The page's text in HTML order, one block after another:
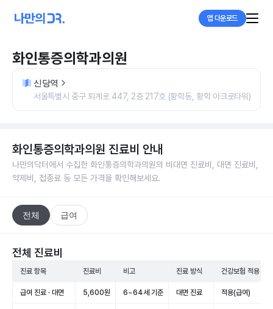
앱 다운로드
화인통증의학과의원
신당역
서울특별시 중구 퇴계로 447, 2층 217호 (황학동, 황학 아크로타워)
화인통증의학과의원 진료비 안내
나만의닥터에서 수집한 화인통증의학과의원의 비대면 진료비, 대면 진료비,
약제비, 접종료 등 모든 가격을 확인해보세요.
전체 급여
전체 진료비
진료 항목 진료비 비고 진료 방식 건강보험 적용
급여 진료 · 대면 5,600원 6~64세 기준 대면 진료 적용(급여)